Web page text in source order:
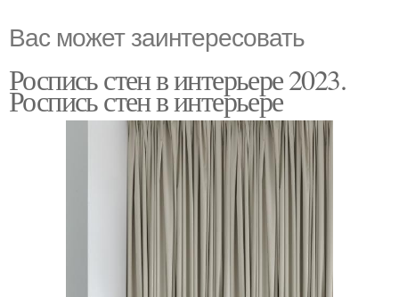
Вас может заинтересовать
Роспись стен в интерьере 2023.
Роспись стен в интерьере